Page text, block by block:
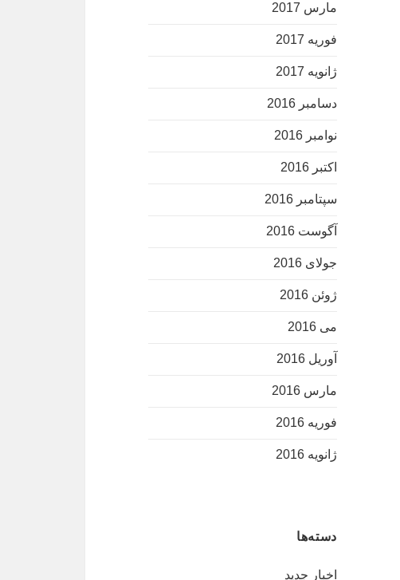
مارس 2017
فوریه 2017
ژانویه 2017
دسامبر 2016
نوامبر 2016
اکتبر 2016
سپتامبر 2016
آگوست 2016
جولای 2016
ژوئن 2016
می 2016
آوریل 2016
مارس 2016
فوریه 2016
ژانویه 2016
دسته‌ها
اخبار جدید